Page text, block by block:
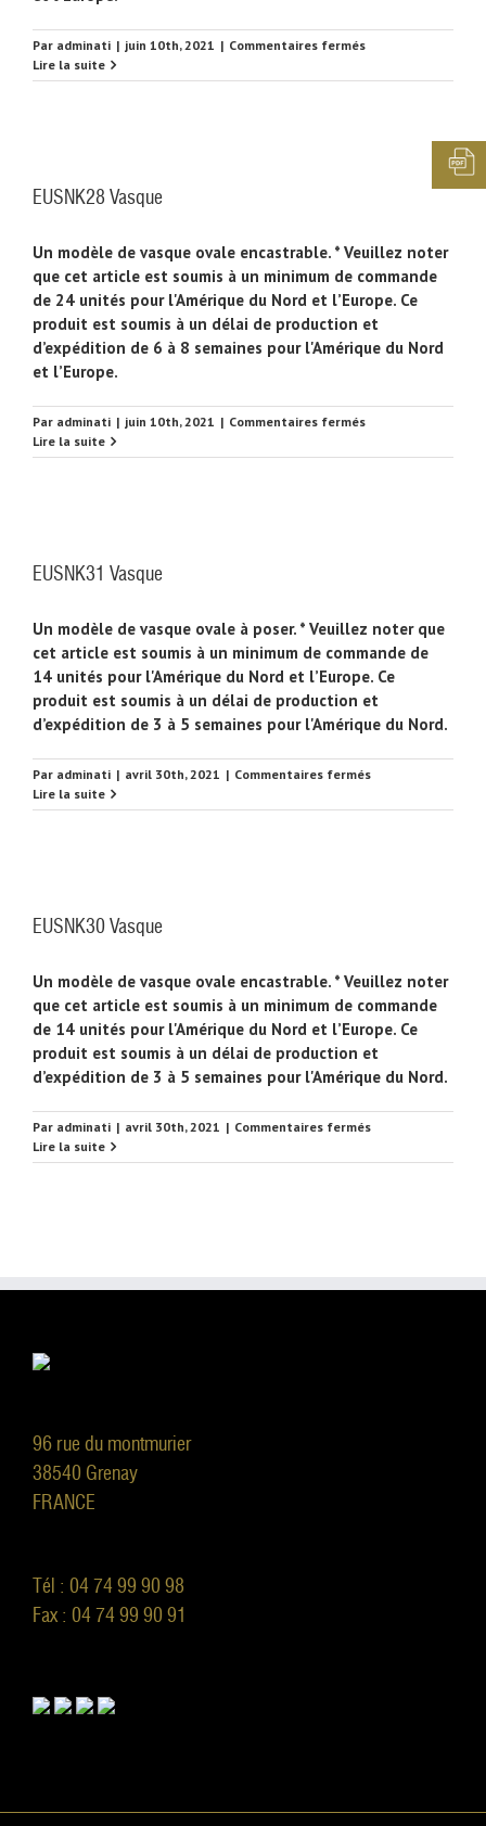
Par adminati | juin 10th, 2021 | Commentaires ferméssur
Vasque
Lire la suite
EUSNK28 Vasque
Un modèle de vasque ovale encastrable. * Veuillez noter
que cet article est soumis à un minimum de commande
de 24 unités pour l'Amérique du Nord et l’Europe. Ce
produit est soumis à un délai de production et
d’expédition de 6 à 8 semaines pour l'Amérique du Nord
et l’Europe.
Par adminati | juin 10th, 2021 | Commentaires ferméssur
Vasque
Lire la suite
EUSNK31 Vasque
Un modèle de vasque ovale à poser. * Veuillez noter que
cet article est soumis à un minimum de commande de
14 unités pour l'Amérique du Nord et l’Europe. Ce
produit est soumis à un délai de production et
d’expédition de 3 à 5 semaines pour l'Amérique du Nord.
Par adminati | avril 30th, 2021 | Commentaires ferméssur
Vasque
Lire la suite
EUSNK30 Vasque
Un modèle de vasque ovale encastrable. * Veuillez noter
que cet article est soumis à un minimum de commande
de 14 unités pour l'Amérique du Nord et l’Europe. Ce
produit est soumis à un délai de production et
d’expédition de 3 à 5 semaines pour l'Amérique du Nord.
Par adminati | avril 30th, 2021 | Commentaires ferméssur
Vasque
Lire la suite
96 rue du montmurier
38540 Grenay
FRANCE
Tél : 04 74 99 90 98
Fax : 04 74 99 90 91